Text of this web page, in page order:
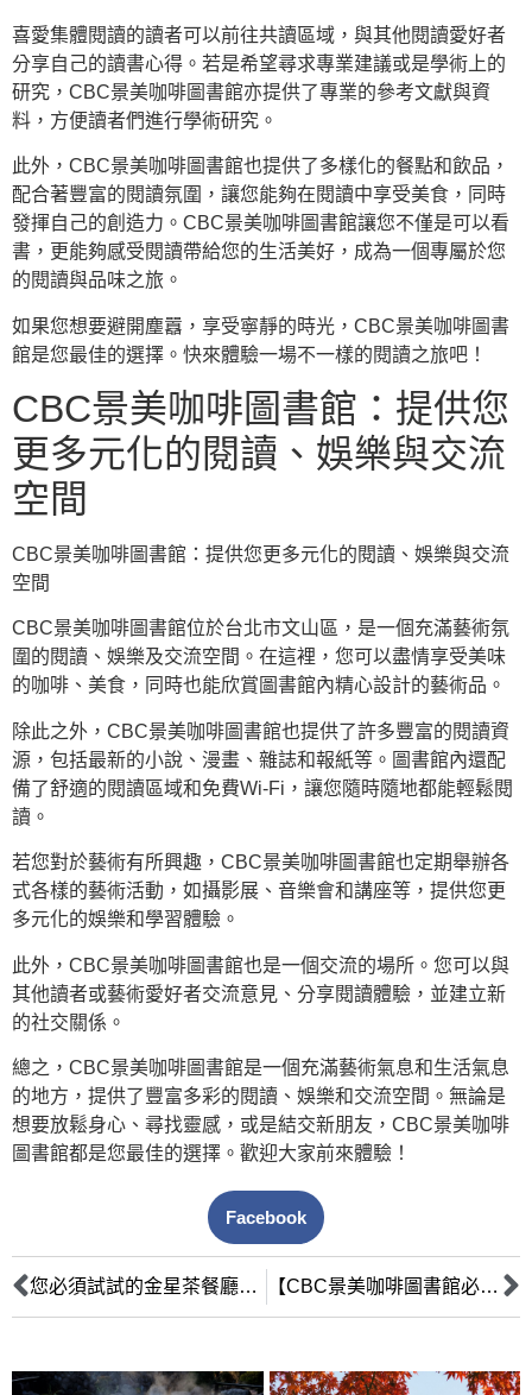
喜愛集體閱讀的讀者可以前往共讀區域，與其他閱讀愛好者
分享自己的讀書心得。若是希望尋求專業建議或是學術上的
研究，CBC景美咖啡圖書館亦提供了專業的參考文獻與資
料，方便讀者們進行學術研究。
此外，CBC景美咖啡圖書館也提供了多樣化的餐點和飲品，
配合著豐富的閱讀氛圍，讓您能夠在閱讀中享受美食，同時
發揮自己的創造力。CBC景美咖啡圖書館讓您不僅是可以看
書，更能夠感受閱讀帶給您的生活美好，成為一個專屬於您
的閱讀與品味之旅。
如果您想要避開塵囂，享受寧靜的時光，CBC景美咖啡圖書
館是您最佳的選擇。快來體驗一場不一樣的閱讀之旅吧！
CBC景美咖啡圖書館：提供您
更多元化的閱讀、娛樂與交流
空間
CBC景美咖啡圖書館：提供您更多元化的閱讀、娛樂與交流
空間
CBC景美咖啡圖書館位於台北市文山區，是一個充滿藝術氛
圍的閱讀、娛樂及交流空間。在這裡，您可以盡情享受美味
的咖啡、美食，同時也能欣賞圖書館內精心設計的藝術品。
除此之外，CBC景美咖啡圖書館也提供了許多豐富的閱讀資
源，包括最新的小說、漫畫、雜誌和報紙等。圖書館內還配
備了舒適的閱讀區域和免費Wi-Fi，讓您隨時隨地都能輕鬆閱
讀。
若您對於藝術有所興趣，CBC景美咖啡圖書館也定期舉辦各
式各樣的藝術活動，如攝影展、音樂會和講座等，提供您更
多元化的娛樂和學習體驗。
此外，CBC景美咖啡圖書館也是一個交流的場所。您可以與
其他讀者或藝術愛好者交流意見、分享閱讀體驗，並建立新
的社交關係。
總之，CBC景美咖啡圖書館是一個充滿藝術氣息和生活氣息
的地方，提供了豐富多彩的閱讀、娛樂和交流空間。無論是
想要放鬆身心、尋找靈感，或是結交新朋友，CBC景美咖啡
圖書館都是您最佳的選擇。歡迎大家前來體驗！
Facebook
您必須試試的金星茶餐廳，品嚐現點現做的鮮美香醇茶飲 【CBC景美咖啡圖書館必試】好喝的手沖咖啡，搭配放鬆的閱讀時光！